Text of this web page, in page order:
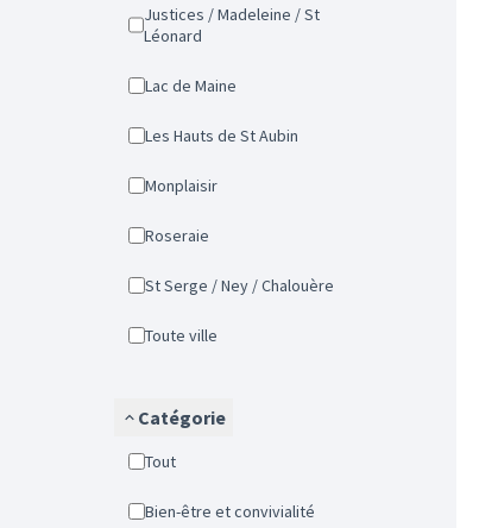
Justices / Madeleine / St
Léonard
Lac de Maine
Les Hauts de St Aubin
Monplaisir
Roseraie
St Serge / Ney / Chalouère
Toute ville
Catégorie
Tout
Bien-être et convivialité